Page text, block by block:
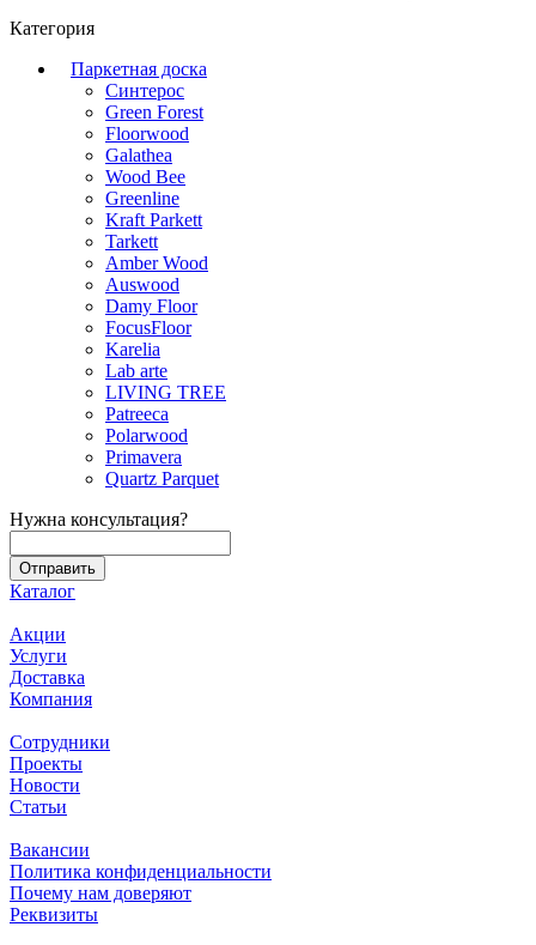
Категория
Паркетная доска
Синтерос
Green Forest
Floorwood
Galathea
Wood Bee
Greenline
Kraft Parkett
Tarkett
Amber Wood
Auswood
Damy Floor
FocusFloor
Karelia
Lab arte
LIVING TREE
Patreeca
Polarwood
Primavera
Quartz Parquet
Нужна консультация?
Каталог
Акции
Услуги
Доставка
Компания
Сотрудники
Проекты
Новости
Статьи
Вакансии
Политика конфиденциальности
Почему нам доверяют
Реквизиты